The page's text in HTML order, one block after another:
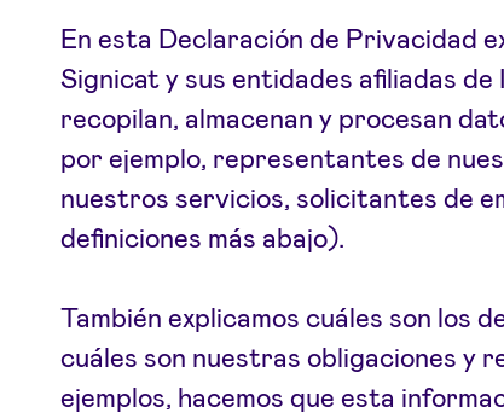
En esta Declaración de Privacidad
Signicat y sus entidades afiliadas
recopilan, almacenan y procesan
por ejemplo, representantes de
nuestros servicios, solicitantes de
definiciones más abajo).
También explicamos cuáles son los
cuáles son nuestras obligaciones y
ejemplos, hacemos que esta